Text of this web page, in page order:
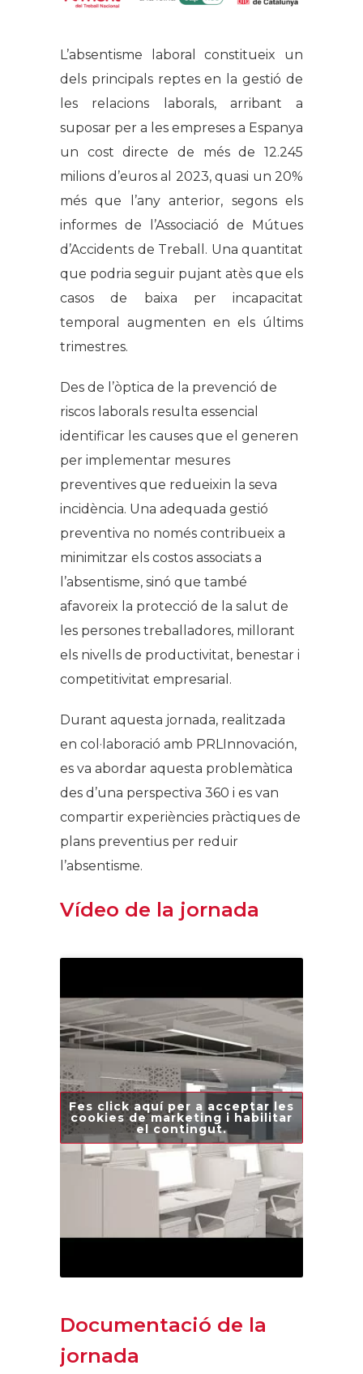
L’absentisme laboral constitueix un
dels principals reptes en la gestió de
les relacions laborals, arribant a
suposar per a les empreses a Espanya
un cost directe de més de 12.245
milions d’euros al 2023, quasi un 20%
més que l’any anterior, segons els
informes de l’Associació de Mútues
d’Accidents de Treball. Una quantitat
que podria seguir pujant atès que els
casos de baixa per incapacitat
temporal augmenten en els últims
trimestres.
Des de l’òptica de la prevenció de
riscos laborals resulta essencial
identificar les causes que el generen
per implementar mesures
preventives que redueixin la seva
incidència. Una adequada gestió
preventiva no només contribueix a
minimitzar els costos associats a
l’absentisme, sinó que també
afavoreix la protecció de la salut de
les persones treballadores, millorant
els nivells de productivitat, benestar i
competitivitat empresarial.
Durant aquesta jornada, realitzada
en col·laboració amb PRLInnovación,
es va abordar aquesta problemàtica
des d’una perspectiva 360 i es van
compartir experiències pràctiques de
plans preventius per reduir
l’absentisme.
Vídeo de la jornada
Fes click aquí per a acceptar les
cookies de marketing i habilitar
el contingut.
Documentació de la
jornada